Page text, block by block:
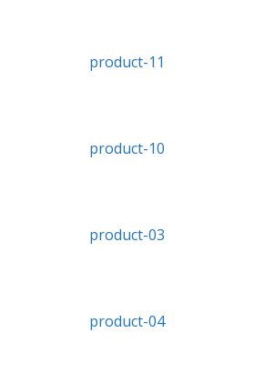
product-11
product-10
product-03
product-04